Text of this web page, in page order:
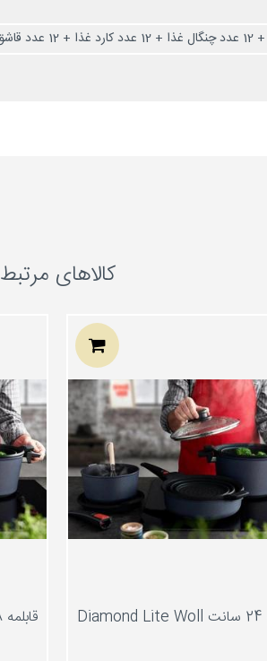
کالاهای مرتبط
قابلمه 28 سانت Diamond Lite Woll